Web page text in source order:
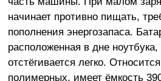
начинает противно пищать,
пополнения энергозапаса.
расположенная в дне
отстёгивается легко.
полимерных, имеет ёмкость